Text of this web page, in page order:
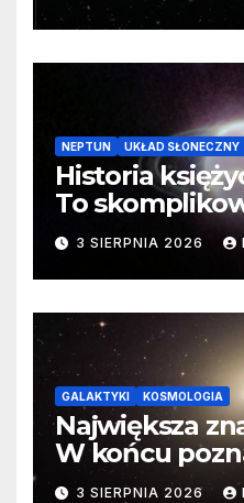
cenne dane
NEPTUN UKŁAD SŁONECZNY
Historia
To
3 SIERPNIA 2026
GALAKTYKI KOSMOLOGIA
Największa
W końcu
faktyczne
3 SIERPNIA 2026